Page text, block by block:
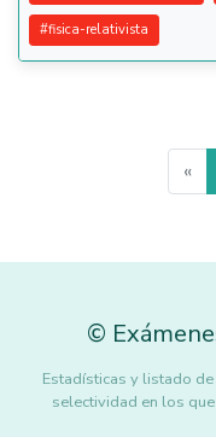
#fisica-relativista
«
©
Estadísticas y listado de
selectividad en los